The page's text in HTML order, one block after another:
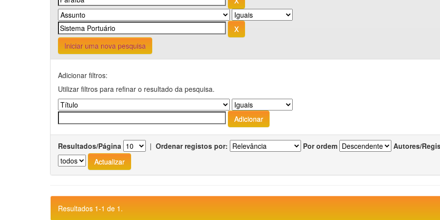
Iniciar uma nova pesquisa
Adicionar filtros:
Utilizar filtros para refinar o resultado da pesquisa.
Resultados/Página | Ordenar registos por: Por ordem Autores/
Resultados 1-1 de 1.